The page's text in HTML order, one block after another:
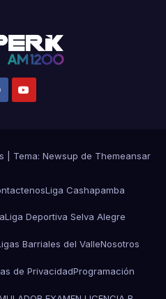
Tema: Newsup de Themeansar
Liga Cashapamba
Liga Deportiva Selva Alegre
Barriales del ValleNosotros
de PrivacidadProgramación